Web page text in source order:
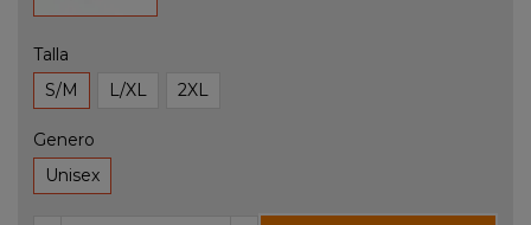
Talla
S/M
L/XL 2XL
Genero
Unisex